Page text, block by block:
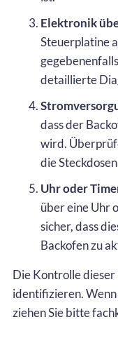
Elektronik
Steuerplatine
detaillierte
dass der
wird.
die
Uhr oder
über eine Uhr
sicher, dass
Backofen zu
Die Kontrolle dieser
identifizieren.
ziehen Sie bitte